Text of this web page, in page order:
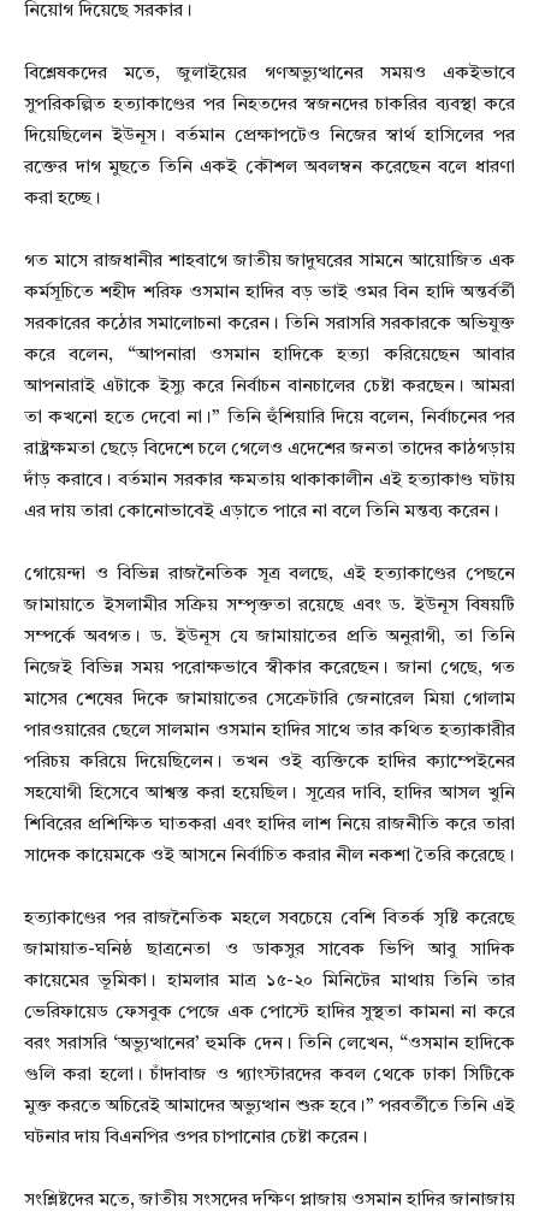
নিয়োগ দিয়েছে সরকার।
বিশ্লেষকদের মতে, জুলাইয়ের গণঅভ্যুত্থানের সময়ও একইভাবে
সুপরিকল্পিত হত্যাকাণ্ডের পর নিহতদের স্বজনদের চাকরির ব্যবস্থা করে
দিয়েছিলেন ইউনূস। বর্তমান প্রেক্ষাপটেও নিজের স্বার্থ হাসিলের পর
রক্তের দাগ মুছতে তিনি একই কৌশল অবলম্বন করেছেন বলে ধারণা
করা হচ্ছে।
গত মাসে রাজধানীর শাহবাগে জাতীয় জাদুঘরের সামনে আয়োজিত এক
কর্মসূচিতে শহীদ শরিফ ওসমান হাদির বড় ভাই ওমর বিন হাদি অন্তর্বর্তী
সরকারের কঠোর সমালোচনা করেন। তিনি সরাসরি সরকারকে অভিযুক্ত
করে বলেন, “আপনারা ওসমান হাদিকে হত্যা করিয়েছেন আবার
আপনারাই এটাকে ইস্যু করে নির্বাচন বানচালের চেষ্টা করছেন। আমরা
তা কখনো হতে দেবো না।” তিনি হুঁশিয়ারি দিয়ে বলেন, নির্বাচনের পর
রাষ্ট্রক্ষমতা ছেড়ে বিদেশে চলে গেলেও এদেশের জনতা তাদের কাঠগড়ায়
দাঁড় করাবে। বর্তমান সরকার ক্ষমতায় থাকাকালীন এই হত্যাকাণ্ড ঘটায়
এর দায় তারা কোনোভাবেই এড়াতে পারে না বলে তিনি মন্তব্য করেন।
গোয়েন্দা ও বিভিন্ন রাজনৈতিক সূত্র বলছে, এই হত্যাকাণ্ডের পেছনে
জামায়াতে ইসলামীর সক্রিয় সম্পৃক্ততা রয়েছে এবং ড. ইউনূস বিষয়টি
সম্পর্কে অবগত। ড. ইউনূস যে জামায়াতের প্রতি অনুরাগী, তা তিনি
নিজেই বিভিন্ন সময় পরোক্ষভাবে স্বীকার করেছেন। জানা গেছে, গত
মাসের শেষের দিকে জামায়াতের সেক্রেটারি জেনারেল মিয়া গোলাম
পারওয়ারের ছেলে সালমান ওসমান হাদির সাথে তার কথিত হত্যাকারীর
পরিচয় করিয়ে দিয়েছিলেন। তখন ওই ব্যক্তিকে হাদির ক্যাম্পেইনের
সহযোগী হিসেবে আশ্বস্ত করা হয়েছিল। সূত্রের দাবি, হাদির আসল খুনি
শিবিরের প্রশিক্ষিত ঘাতকরা এবং হাদির লাশ নিয়ে রাজনীতি করে তারা
সাদেক কায়েমকে ওই আসনে নির্বাচিত করার নীল নকশা তৈরি করেছে।
হত্যাকাণ্ডের পর রাজনৈতিক মহলে সবচেয়ে বেশি বিতর্ক সৃষ্টি করেছে
জামায়াত-ঘনিষ্ঠ ছাত্রনেতা ও ডাকসুর সাবেক ভিপি আবু সাদিক
কায়েমের ভূমিকা। হামলার মাত্র ১৫-২০ মিনিটের মাথায় তিনি তার
ভেরিফায়েড ফেসবুক পেজে এক পোস্টে হাদির সুস্থতা কামনা না করে
বরং সরাসরি ‘অভ্যুত্থানের’ হুমকি দেন। তিনি লেখেন, “ওসমান হাদিকে
গুলি করা হলো। চাঁদাবাজ ও গ্যাংস্টারদের কবল থেকে ঢাকা সিটিকে
মুক্ত করতে অচিরেই আমাদের অভ্যুত্থান শুরু হবে।” পরবর্তীতে তিনি এই
ঘটনার দায় বিএনপির ওপর চাপানোর চেষ্টা করেন।
সংশ্লিষ্টদের মতে, জাতীয় সংসদের দক্ষিণ প্লাজায় ওসমান হাদির জানাজায়